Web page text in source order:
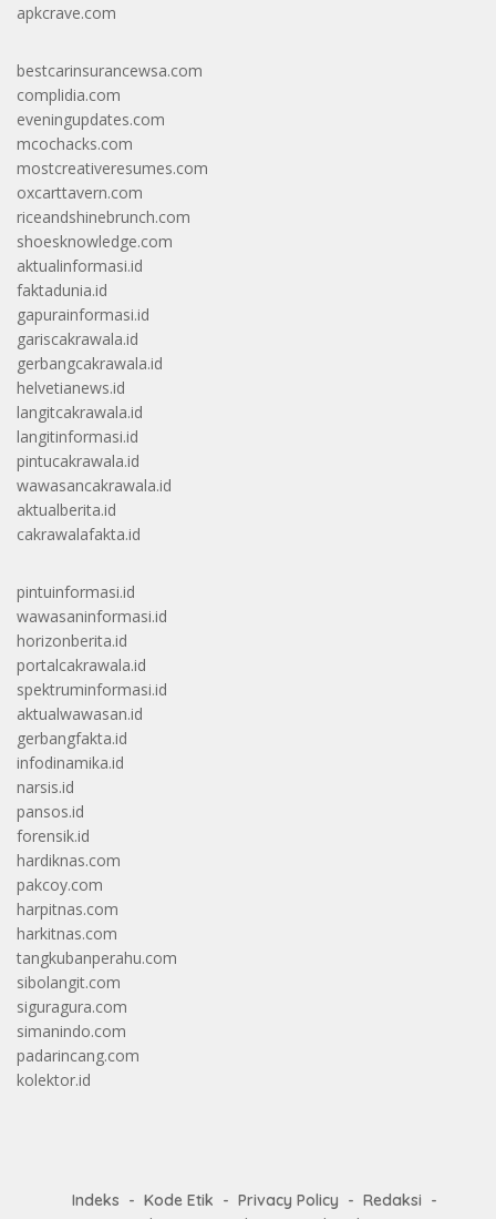
apkcrave.com
bestcarinsurancewsa.com
complidia.com
eveningupdates.com
mcochacks.com
mostcreativeresumes.com
oxcarttavern.com
riceandshinebrunch.com
shoesknowledge.com
aktualinformasi.id
faktadunia.id
gapurainformasi.id
gariscakrawala.id
gerbangcakrawala.id
helvetianews.id
langitcakrawala.id
langitinformasi.id
pintucakrawala.id
wawasancakrawala.id
aktualberita.id
cakrawalafakta.id
pintuinformasi.id
wawasaninformasi.id
horizonberita.id
portalcakrawala.id
spektruminformasi.id
aktualwawasan.id
gerbangfakta.id
infodinamika.id
narsis.id
pansos.id
forensik.id
hardiknas.com
pakcoy.com
harpitnas.com
harkitnas.com
tangkubanperahu.com
sibolangit.com
siguragura.com
simanindo.com
padarincang.com
kolektor.id
Indeks Kode Etik Privacy Policy
Redaksi